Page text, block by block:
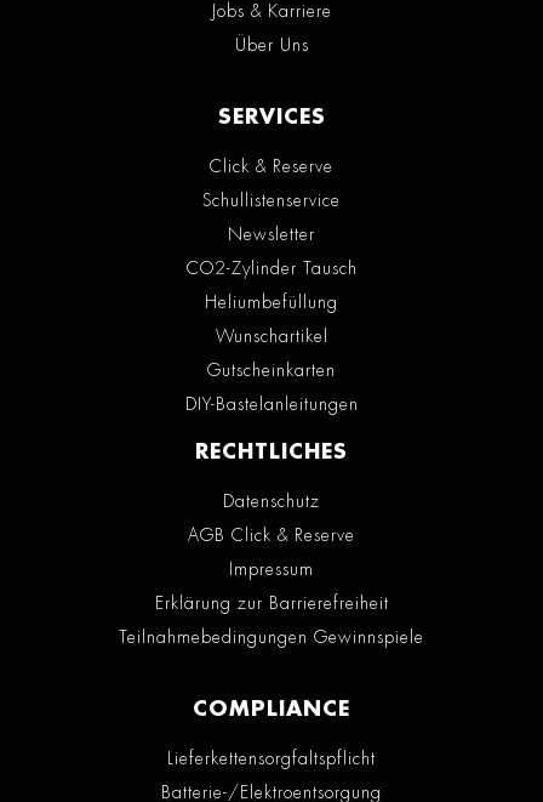
Jobs & Karriere
Über Uns
SERVICES
Click & Reserve
Schullistenservice
Newsletter
CO2-Zylinder Tausch
Heliumbefüllung
Wunschartikel
Gutscheinkarten
DIY-Bastelanleitungen
RECHTLICHES
Datenschutz
AGB Click & Reserve
Impressum
Erklärung zur Barrierefreiheit
Teilnahmebedingungen Gewinnspiele
COMPLIANCE
Lieferkettensorgfaltspflicht
Batterie-/Elektroentsorgung